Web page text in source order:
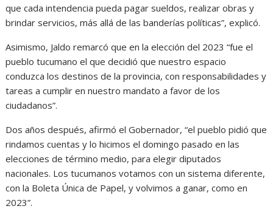
que cada intendencia pueda pagar sueldos, realizar obras y
brindar servicios, más allá de las banderías políticas”, explicó.
Asimismo, Jaldo remarcó que en la elección del 2023 “fue el
pueblo tucumano el que decidió que nuestro espacio
conduzca los destinos de la provincia, con responsabilidades y
tareas a cumplir en nuestro mandato a favor de los
ciudadanos”.
Dos años después, afirmó el Gobernador, “el pueblo pidió que
rindamos cuentas y lo hicimos el domingo pasado en las
elecciones de término medio, para elegir diputados
nacionales. Los tucumanos votamos con un sistema diferente,
con la Boleta Única de Papel, y volvimos a ganar, como en
2023”.